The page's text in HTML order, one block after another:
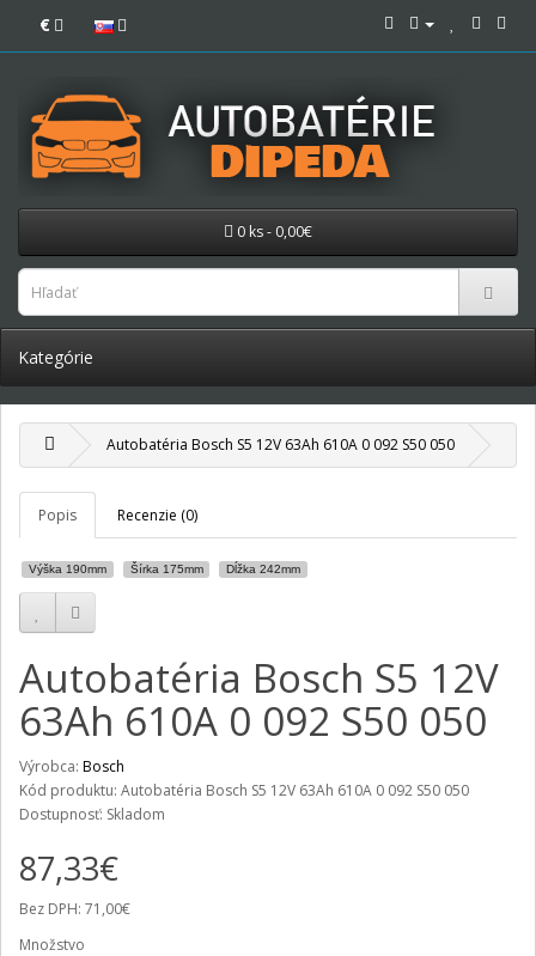
€
0 ks - 0,00€
Kategórie
Autobatéria Bosch S5 12V 63Ah 610A 0 092 S50 050
Popis Recenzie (0)
Výška 190mm Šírka 175mm Dĺžka 242mm
Autobatéria Bosch S5 12V
63Ah 610A 0 092 S50 050
Výrobca: Bosch
Kód produktu: Autobatéria Bosch S5 12V 63Ah 610A 0 092 S50 050
Dostupnosť: Skladom
87,33€
Bez DPH: 71,00€
Množstvo